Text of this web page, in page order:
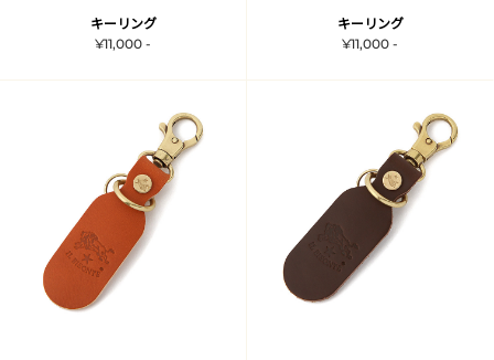
キーリング
¥11,000 -
キーリング
¥11,000 -